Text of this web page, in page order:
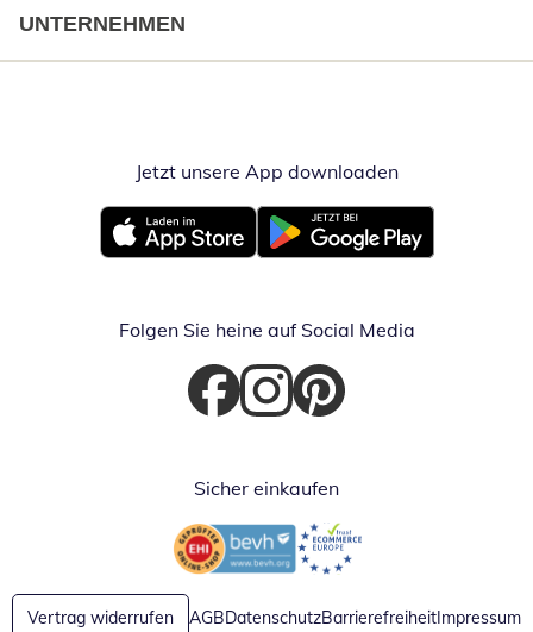
UNTERNEHMEN
Jetzt unsere App downloadenÖffnet in
Öffnet in neuem FensterÖffnet in neuem Fenster
Folgen Sie heine auf Social Media
Öffnet in neuem Fenster
Öffnet in neuem Fenster
Öffnet in neuem Fenster
Sicher einkaufen
Öffnet in neuem FensterÖffnet in neuem Fenster
Vertrag widerrufen AGBDatenschutzBarrierefreiheitImpressum